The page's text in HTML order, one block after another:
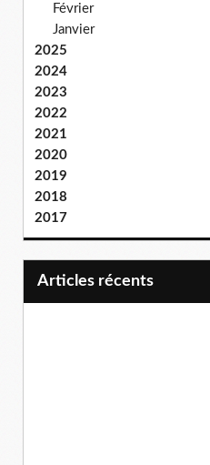
Février
Janvier
2025
2024
2023
2022
2021
2020
2019
2018
2017
articles récents